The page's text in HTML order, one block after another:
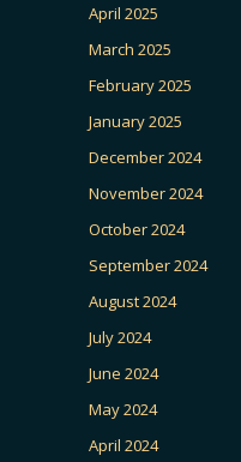
April 2025
March 2025
February 2025
January 2025
December 2024
November 2024
October 2024
September 2024
August 2024
July 2024
June 2024
May 2024
April 2024